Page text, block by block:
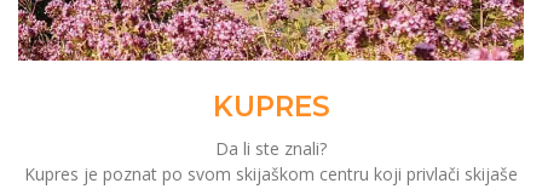
KUPRES
Da li ste znali?
Kupres je poznat po svom skijaškom centru koji privlači skijaše